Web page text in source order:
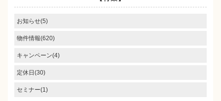
お知らせ(5)
物件情報(620)
キャンペーン(4)
定休日(30)
セミナー(1)